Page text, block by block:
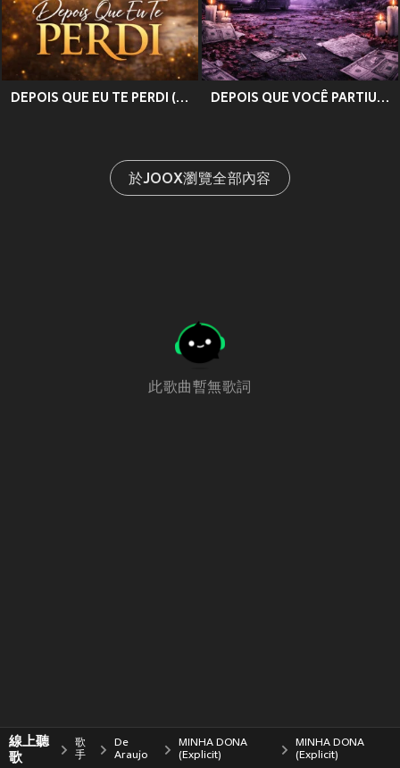
DEPOIS QUE EU TE PERDI (Explicit) DEPOIS QUE VOCÊ PARTIU (Explicit)
於JOOX瀏覽全部內容
此歌曲暫無歌詞
線上聽
歌
歌
手
De
Araujo
MINHA DONA
(Explicit)
MINHA DONA
(Explicit)